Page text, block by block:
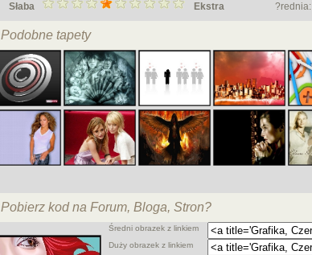
Słaba Ekstra?rednia:
Podobne tapety
Pobierz kod na Forum, Bloga, Stron?
Średni obrazek z linkiem
Duży obrazek z linkiem